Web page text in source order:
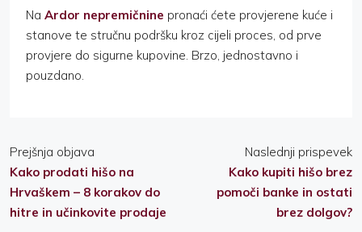
Na Ardor nepremičnine pronaći ćete provjerene kuće i
stanove te stručnu podršku kroz cijeli proces, od prve
provjere do sigurne kupovine. Brzo, jednostavno i
pouzdano.
Prejšnja objava
Kako prodati hišo na
Hrvaškem – 8 korakov do
hitre in učinkovite prodaje
Naslednji prispevek
Kako kupiti hišo brez
pomoči banke in ostati
brez dolgov?